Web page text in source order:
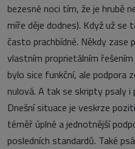
bezesné noci tím, že je hrubě
míře děje dodnes). Když už se
často prachbídné. Někdy
vlastním proprietálním
bylo sice funkční, ale podpora
nulová. A tak se skripty psaly i
Dnešní situace je veskrze
téměř úplné a jednotnější
posledních standardů. Také